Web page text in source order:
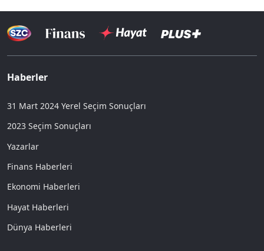
Haberler
31 Mart 2024 Yerel Seçim Sonuçları
2023 Seçim Sonuçları
Yazarlar
Finans Haberleri
Ekonomi Haberleri
Hayat Haberleri
Dünya Haberleri